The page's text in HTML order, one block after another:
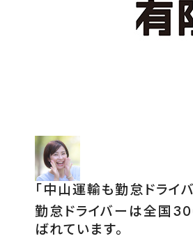
「中山運輸も勤怠ドライ
勤怠ドライバーは全国
ばれています。